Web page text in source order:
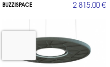
BUZZISPACE 2 815,00 €